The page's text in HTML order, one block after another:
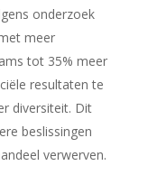
onderzoek
meer
tot 35% meer
resultaten te
diversiteit. Dit
beslissingen
verwerven.